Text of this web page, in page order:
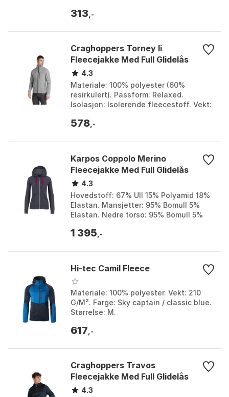
313 ,-
Craghoppers Torney Ii
Fleecejakke Med Full Glidelås
4.3
Materiale: 100% polyester (60%
resirkulert). Passform: Relaxed.
Isolasjon: Isolerende fleecestoff. Vekt:
Størrelse: S.
578 ,-
Karpos Coppolo Merino
Fleecejakke Med Full Glidelås
4.3
Hovedstoff: 67% Ull 15% Polyamid 18%
Elastan. Mansjetter: 95% Bomull 5%
Elastan. Nedre torso: 95% Bomull 5%
Farge: Mist / ...
1 395 ,-
Hi-tec Camil Fleece
Materiale: 100% polyester. Vekt: 210
G/M². Farge: Sky captain / classic blue.
Størrelse: M.
617 ,-
Craghoppers Travos
Fleecejakke Med Full Glidelås
4.3